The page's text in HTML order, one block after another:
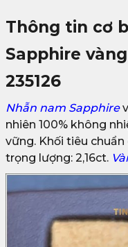
Thông tin cơ
Sapphire
235126
Nhẫn nam Sapphire
nhiên 100% không
vững. Khối tiêu
trọng lượng: 2,16ct.